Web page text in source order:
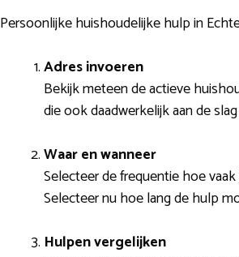
Persoonlijke huishoudelijke hulp in
Adres invoeren
Bekijk meteen de actieve
die ook daadwerkelijk aan de
Waar en wanneer
Selecteer de frequentie hoe
Selecteer nu hoe lang de hulp
Hulpen vergelijken